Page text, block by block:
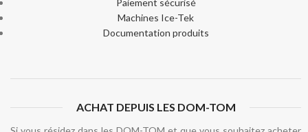
Paiement sécurisé
Machines Ice-Tek
Documentation produits
ACHAT DEPUIS LES DOM-TOM